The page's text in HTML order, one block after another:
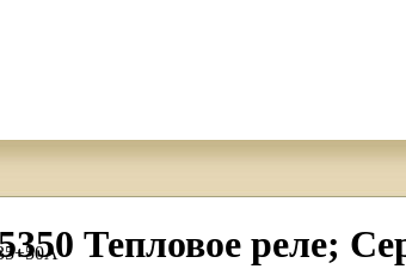
Тепловое реле;